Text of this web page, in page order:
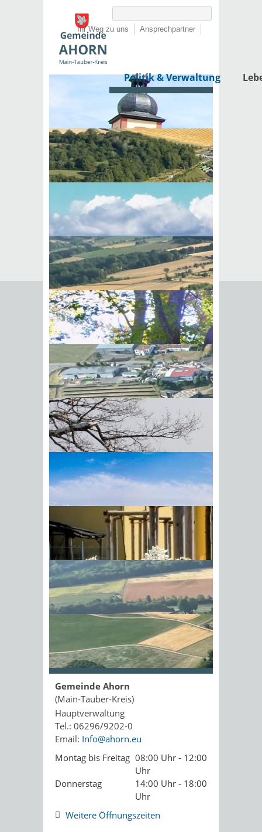
Ihr Weg zu uns Ansprechpartner
Politik & Verwaltung
BIick vom Galgenberg auf
Hohenstadt
Sonnenschein am Morgen im
Ahornwald
Startseite › Politik & Verwaltung› Rathaus›
Dienstleistungen von A-Z
Seite empfehlen
Empfehlung senden an*
Mit diesem Kommentar
Ihr Name
Ihre E-Mail-Adresse*
akzeptiere dieDatenschutz­
erklärung
Kopie an Absender
Seite drucken
PDF drucken
Öffnungszeiten
Gemeinde Ahorn
(Main-Tauber-Kreis)
Hauptverwaltung
Tel.: 06296/9202-0
Email: Info@ahorn.eu
Montag bis Freitag 08:00 Uhr - 12:00
Uhr
Donnerstag
14:00 Uhr - 18:00
Uhr
Weitere Öffnungszeiten